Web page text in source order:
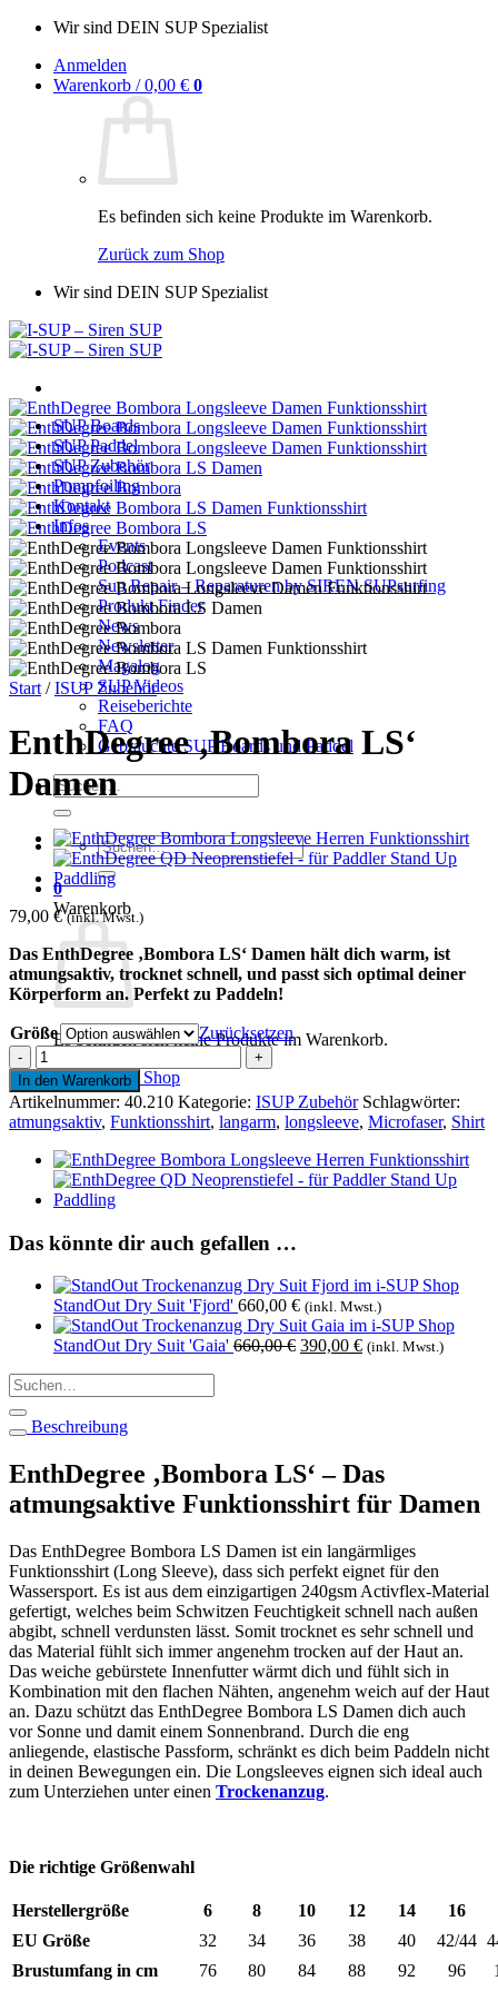
Zum
springen
Wir sind DEIN SUP Spezialist
Anmelden
Warenkorb /0,00 € 0
Es befinden sich keine Produkte im Warenkorb.
Zurück zum Shop
Wir sind DEIN SUP Spezialist
SUP Boards
SUP Paddel
SUP Zubehör
Pumpfoiling
Kontakt
Infos
Events
Podcast
Sup Repair – Reparaturen by SIREN SUPsurfing
Produkt Finder
News
Newsletter
Magalog
SUP Videos
Reiseberichte
FAQ
Gebrauchte SUP Boards und Paddel
Suchen
nach:
Suchen
nach:
0
Warenkorb
Es befinden sich keine Produkte im Warenkorb.
Zurück zum Shop
Start / ISUP Zubehör
EnthDegree ‚Bombora LS‘
Damen
79,00 € (inkl. Mwst.)
Das EnthDegree ‚Bombora LS‘ Damen hält dich warm, ist
atmungsaktiv, trocknet schnell, und passt sich optimal deiner
Körperform an. Perfekt zu Paddeln!
Größe
Zurücksetzen
EnthDegree
'Bombora
LS'
Damen
Menge
In den Warenkorb
Artikelnummer: 40.210 Kategorie: ISUP Zubehör Schlagwörter:
atmungsaktiv, Funktionsshirt, langarm, longsleeve, Microfaser, Shirt
Das könnte dir auch gefallen …
StandOut Dry Suit 'Fjord' 660,00 € (inkl. Mwst.)
StandOut Dry Suit 'Gaia' 660,00€ Ursprünglicher
390,00 €Aktueller
(inkl. Mwst.)
Suchen
nach:
Beschreibung
EnthDegree ‚Bombora LS‘ – Das
atmungsaktive Funktionsshirt für Damen
Das EnthDegree Bombora LS Damen ist ein langärmliges
Funktionsshirt (Long Sleeve), dass sich perfekt eignet für den
Wassersport. Es ist aus dem einzigartigen 240gsm Activflex-Material
gefertigt, welches beim Schwitzen Feuchtigkeit schnell nach außen
abgibt, schnell verdunsten lässt. Somit trocknet es sehr schnell und
das Material fühlt sich immer angenehm trocken auf der Haut an.
Das weiche gebürstete Innenfutter wärmt dich und fühlt sich in
Kombination mit den flachen Nähten, angenehm weich auf der Haut
an. Dazu schützt das EnthDegree Bombora LS Damen dich auch
vor Sonne und damit einem Sonnenbrand. Durch die eng
anliegende, elastische Passform, schränkt es dich beim Paddeln nicht
in deinen Bewegungen ein. Die Longsleeves eignen sich ideal auch
zum Unterziehen unter einen Trockenanzug.
Die richtige Größenwahl
Herstellergröße 6 8 10 12 14 16
EU Größe
32 34 36 38 40 42/44
Brustumfang in cm
76 80 84 88 92 96